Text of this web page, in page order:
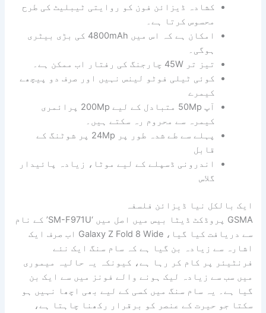
کشادہ ڈیزائن فون کو روایتی ٹیبلیٹ کی طرح
محسوس کرتا ہے۔
امکان ہے کہ اس میں 4800mAh کی بڑی بیٹری
ہوگی۔
تیز تر 45W چارجنگ کی رفتار اب ممکن ہے۔
کوئی ٹیلی فوٹو لینس نہیں اور صرف دو پیچھے
کیمرے
آپ 50Mp متبادل کے لیے 200Mp پرائمری
کیمرہ سے محروم رہ سکتے ہیں۔
پہلے سے طے شدہ طور پر 24Mp پر شوٹنگ کے
قابل
اندرونی ڈسپلے کے لیے موٹا، زیادہ پائیدار
گلاس
ایک بالکل نیا ڈیزائن فلسفہ
GSMA پروڈکٹ ڈیٹا بیس میں اصل میں ‘SM-F971U’ کے نام
سے دریافت کیا گیا، Galaxy Z Fold 8 Wide اب صرف ایک
اشارہ سے زیادہ بن گیا ہے کہ سام سنگ ایک نئے
فرنٹیئر پر کام کر رہا ہے، کیونکہ یہ حالیہ میموری
میں سب سے زیادہ لیک ہونے والے فونز میں سے ایک بن
گیا ہے۔ یہ سام سنگ میں کسی کے لیے بھی اچھا نہیں ہو
سکتا جو حیرت کے عنصر کو برقرار رکھنا چاہتا ہے،